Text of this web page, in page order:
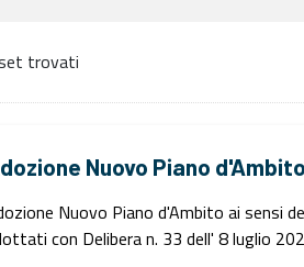
trovati
Nuovo Piano
Nuovo Piano d'Ambito ai sensi
con Delibera n. 33 dell' 8 luglio